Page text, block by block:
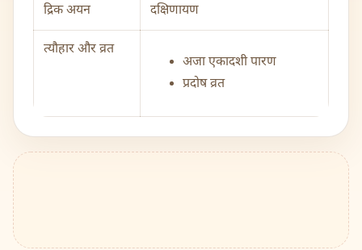
द्रिक अयन दक्षिणायण
त्यौहार और व्रत
अजा एकादशी पारण
प्रदोष व्रत